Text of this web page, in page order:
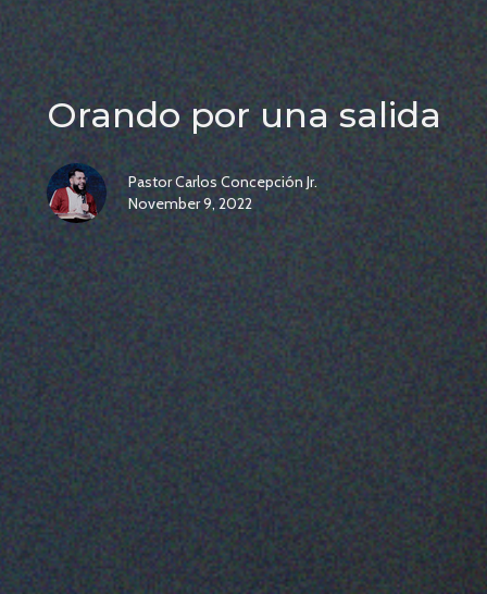
Orando por una salida
Pastor Carlos Concepción Jr.
November 9, 2022